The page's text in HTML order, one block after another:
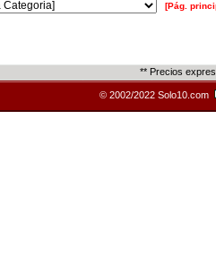
[Pág.
** Precios
© 2002/2022 Solo10.com